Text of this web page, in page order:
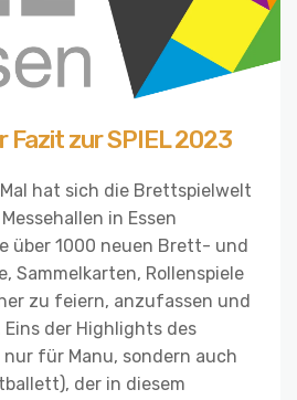
Fazit zur SPIEL 2023
Mal hat sich die Brettspielwelt
in Essen
über 1000 neuen Brett- und
Sammelkarten, Rollenspiele
zu feiern, anzufassen und
der Highlights des
für Manu, sondern auch
der in diesem